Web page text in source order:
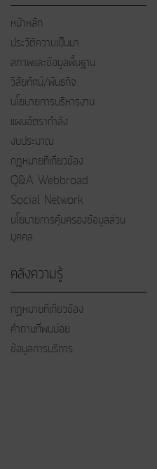
หน้าหลัก
ประวัติความเป็นมา
สภาพและข้อมูลพื้นฐาน
วิสัยทัศน์/พันธกิจ
นโยบายการบริหารงาน
แผนอัตรากำลัง
งบประมาณ
กฎหมายที่เกี่ยวข้อง
Q&A Webbroad
Social Network
นโยบายการคุ้มครองข้อมูลส่วน
บุคคล
คลังความรู้
กฏหมายที่เกี่ยวข้อง
คำถามที่พบบ่อย
ข้อมูลการบริการ